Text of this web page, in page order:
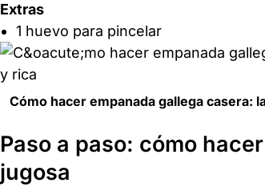
Extras
1 huevo para pincelar
Cómo hacer empanada gallega casera:
Paso a paso: cómo
jugosa